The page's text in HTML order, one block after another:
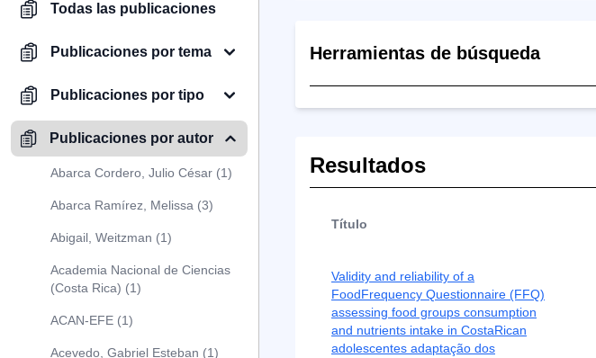
Todas las publicaciones
Publicaciones por tema
Publicaciones por tipo
Publicaciones por autor
Abarca Cordero, Julio César (1)
Abarca Ramírez, Melissa (3)
Abigail, Weitzman (1)
Academia Nacional de Ciencias
(Costa Rica) (1)
ACAN-EFE (1)
Acevedo, Gabriel Esteban (1)
Herramientas de búsqueda
Resultados
Título
Validity and reliability of a
FoodFrequency Questionnaire (FFQ)
assessing food groups consumption
and nutrients intake in CostaRican
adolescentes adaptação dos